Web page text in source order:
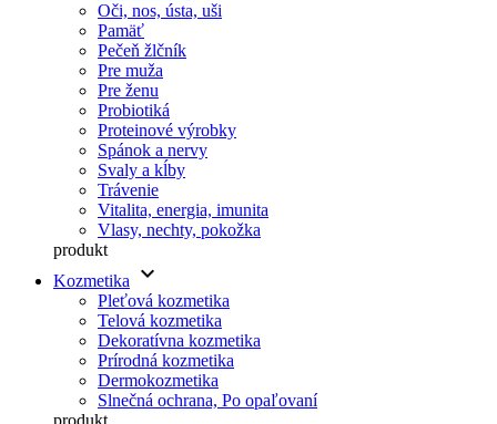
Oči, nos, ústa, uši
Pamäť
Pečeň žlčník
Pre muža
Pre ženu
Probiotiká
Proteinové výrobky
Spánok a nervy
Svaly a kĺby
Trávenie
Vitalita, energia, imunita
Vlasy, nechty, pokožka
produkt
Kozmetika
keyboard_arrow_down
Pleťová kozmetika
Telová kozmetika
Dekoratívna kozmetika
Prírodná kozmetika
Dermokozmetika
Slnečná ochrana, Po opaľovaní
produkt